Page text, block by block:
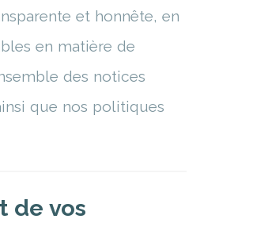
et honnête, en
en matière de
des notices
que nos politiques
de vos